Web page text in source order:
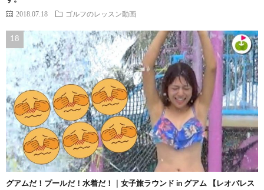
2018.07.18 ゴルフのレッスン動画
グアムだ！プールだ！水着だ！｜女子旅ラウンド in グアム 【レオパレス